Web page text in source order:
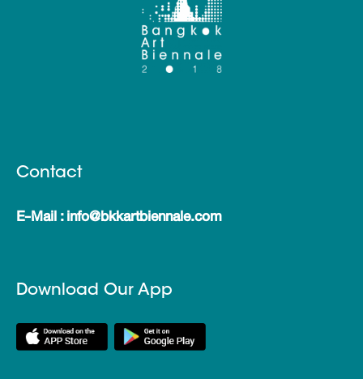
Contact
E-Mail : info@bkkartbiennale.com
Download Our App